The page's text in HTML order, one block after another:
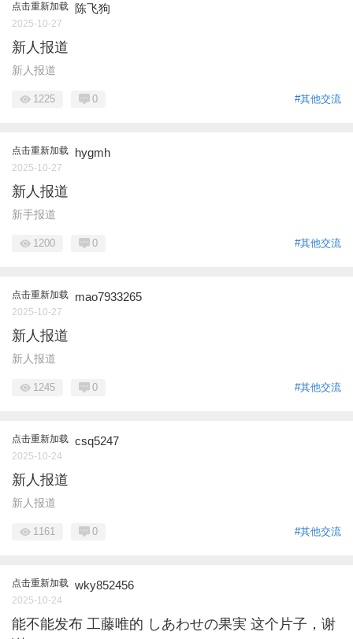
点击重新加载 陈飞狗
2025-10-27
新人报道
新人报道
#其他交流
1225 0
点击重新加载 hygmh
2025-10-27
新人报道
新手报道
#其他交流
1200 0
点击重新加载 mao7933265
2025-10-27
新人报道
新人报道
#其他交流
1245 0
点击重新加载 csq5247
2025-10-24
新人报道
新人报道
#其他交流
1161 0
点击重新加载 wky852456
2025-10-24
能不能发布 工藤唯的 しあわせの果実 这个片子，谢